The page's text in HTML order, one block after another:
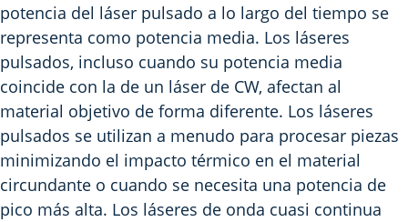
potencia del láser pulsado a lo largo del tiempo se
representa como potencia media. Los láseres
pulsados, incluso cuando su potencia media
coincide con la de un láser de CW, afectan al
material objetivo de forma diferente. Los láseres
pulsados se utilizan a menudo para procesar piezas
minimizando el impacto térmico en el material
circundante o cuando se necesita una potencia de
pico más alta. Los láseres de onda cuasi continua